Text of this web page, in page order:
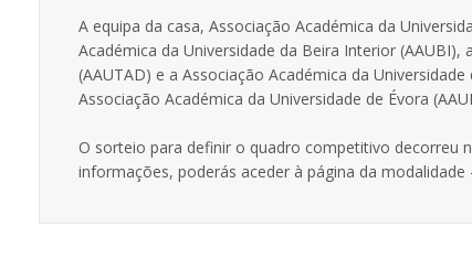
A equipa da casa, Associação Académica da
Académica da Universidade da Beira Interior
(AAUTAD) e a Associação Académica da
Associação Académica da Universidade de Évora
O sorteio para definir o quadro competitivo decorreu
informações, poderás aceder à página da modalidade